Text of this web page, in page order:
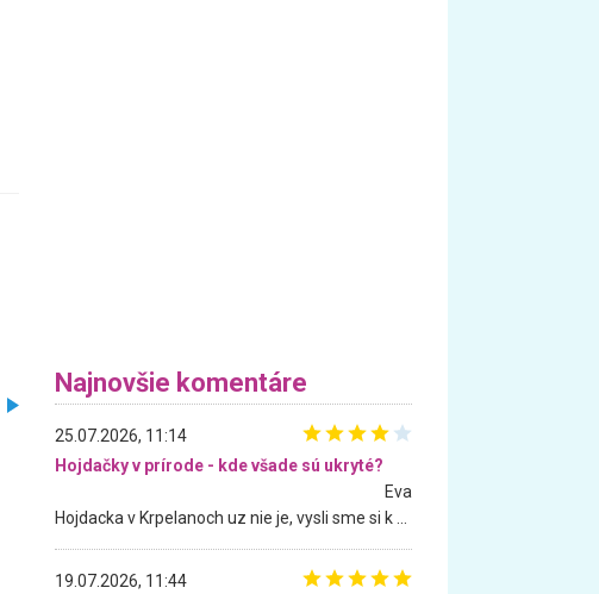
Najnovšie komentáre
25.07.2026, 11:14
Hojdačky v prírode - kde všade sú ukryté?
Eva
19.07.2026, 11:44